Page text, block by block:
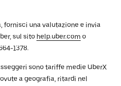
fornisci una valutazione e invia
sul sito help.uber.com o
1378.
sono tariffe medie UberX
a geografia, ritardi nel